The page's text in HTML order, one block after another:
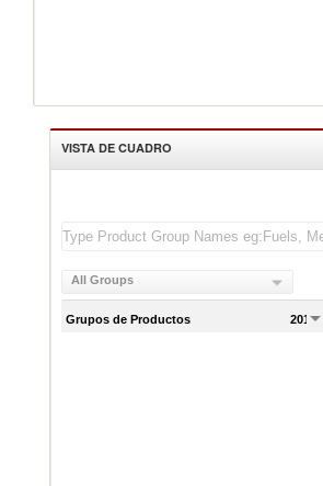
VISTA DE CUADRO
All Groups
Grupos de Productos 2017